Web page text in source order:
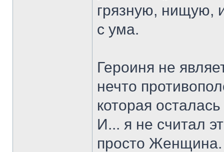
грязную, нищую,
с ума.
Героиня не
нечто
которая
И... я не считал
просто